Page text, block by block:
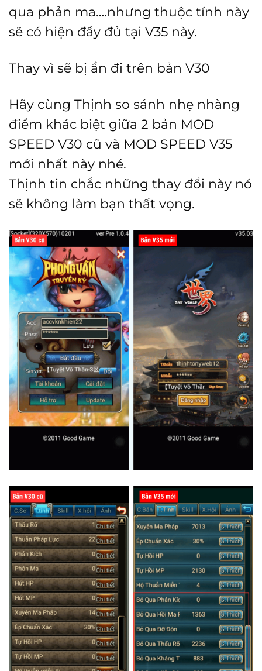
qua phản ma….nhưng thuộc tính này
sẽ có hiện đầy đủ tại V35 này.
Thay vì sẽ bị ẩn đi trên bản V30
Hãy cùng Thịnh so sánh nhẹ nhàng
điểm khác biệt giữa 2 bản MOD
SPEED V30 cũ và MOD SPEED V35
mới nhất này nhé.
Thịnh tin chắc những thay đổi này nó
sẽ không làm bạn thất vọng.